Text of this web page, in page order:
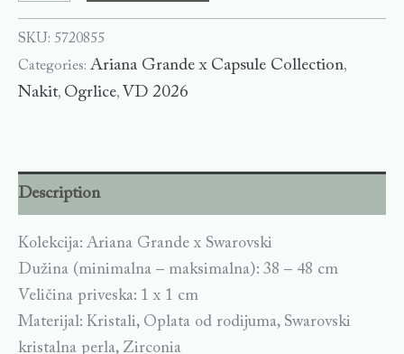
SKU: 5720855
Categories: Ariana Grande x Capsule Collection,
Nakit, Ogrlice, VD 2026
Description
Kolekcija: Ariana Grande x Swarovski
Dužina (minimalna – maksimalna): 38 – 48 cm
Veličina priveska: 1 x 1 cm
Materijal: Kristali, Oplata od rodijuma, Swarovski
kristalna perla, Zirconia